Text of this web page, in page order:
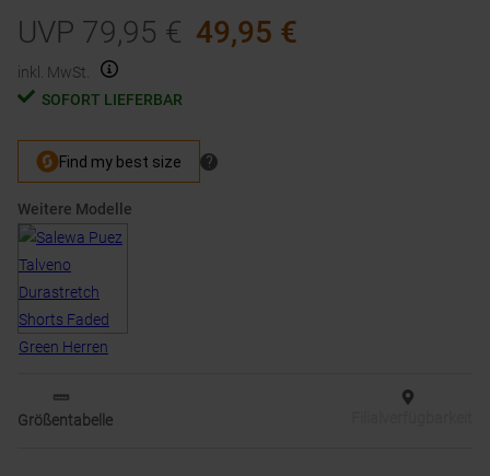
UVP 79,95 € 49,95 €
inkl. MwSt.
SOFORT LIEFERBAR
Weitere Modelle
Größentabelle